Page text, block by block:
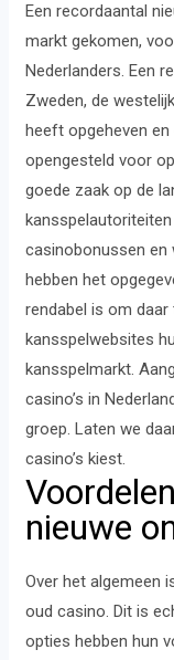
Een recordaantal
markt gekomen,
Nederlanders. Een
Zweden, de
heeft opgeheven
opengesteld voor
goede zaak op de
casinobonussen en
hebben het
rendabel is om
kansspelwebsites
kansspelmarkt.
casino’s in
groep. Laten we
casino’s kiest.
nieuwe
Over het algemeen
oud casino. Dit is
opties hebben hun